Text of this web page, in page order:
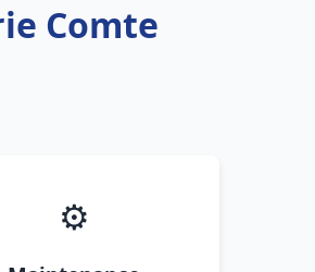
Comte
⚙️